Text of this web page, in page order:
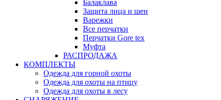
Балаклава
Защита лица и шеи
Варежки
Все перчатки
Перчатки Gore tex
Муфта
РАСПРОДАЖА
КОМПЛЕКТЫ
Одежда для горной охоты
Одежда для охоты на птицу
Одежда для охоты в лесу